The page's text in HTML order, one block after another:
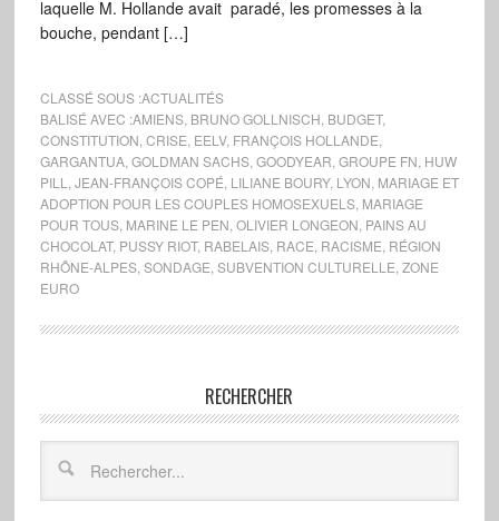
laquelle M. Hollande avait paradé, les promesses à la
bouche, pendant […]
CLASSÉ SOUS :ACTUALITÉS
BALISÉ AVEC :AMIENS, BRUNO GOLLNISCH BUDGET,
CONSTITUTION CRISE EELV, FRANÇOIS HOLLANDE
GARGANTUA, GOLDMAN SACHS, GOODYEAR GROUPE FN HUW
PILL
JEAN-FRANÇOIS COPÉ LILIANE BOURY, LYON MARIAGE ET
ADOPTION POUR LES COUPLES HOMOSEXUELS, MARIAGE
POUR TOUS, MARINE LE PEN OLIVIER LONGEON PAINS AU
CHOCOLAT, PUSSY RIOT, RABELAIS, RACE RACISME RÉGION
RHÔNE-ALPES, SONDAGE SUBVENTION CULTURELLE ZONE
EURO
RECHERCHER